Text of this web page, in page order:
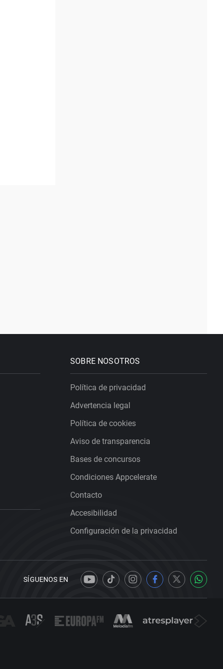
SOBRE NOSOTROS
Política de privacidad
Advertencia legal
Política de cookies
Aviso de transparencia
Bases de concursos
Condiciones Appcelerate
Contacto
Accesibilidad
Configuración de la privacidad
SÍGUENOS EN